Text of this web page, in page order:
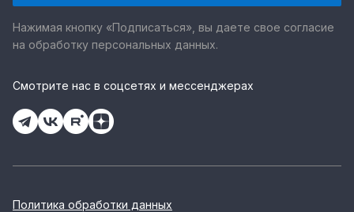
Нажимая кнопку «Подписаться», вы даете свое согласие
на обработку персональных данных.
Смотрите нас в соцсетях и мессенджерах
Политика обработки данных